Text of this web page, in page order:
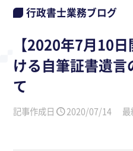
行政書士業務ブログ
【2020年7月10
ける自筆証書遺
て
記事作成日 2020/07/14 最